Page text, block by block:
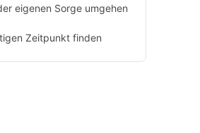
eigenen Sorge umgehen
Zeitpunkt finden